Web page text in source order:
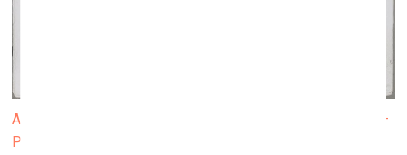
Алиса Гвоздева. Одна из работ с выставки «Зелёный –
Розовый – Голубой» в галерее «Люда», Петербург,